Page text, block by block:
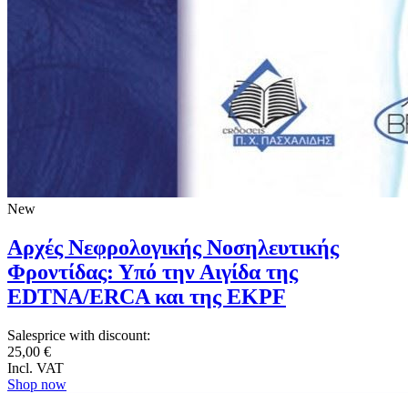
New
Αρχές Νεφρολογικής Νοσηλευτικής
Φροντίδας: Υπό την Αιγίδα της
EDTNA/ERCA και της EKPF
Salesprice with discount:
25,00 €
Incl. VAT
Shop now